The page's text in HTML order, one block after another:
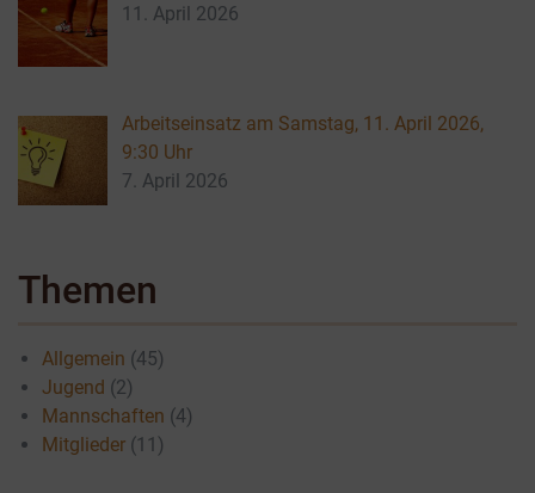
11. April 2026
Arbeitseinsatz am Samstag, 11. April 2026,
9:30 Uhr
7. April 2026
Themen
Allgemein (45)
Jugend (2)
Mannschaften (4)
Mitglieder (11)